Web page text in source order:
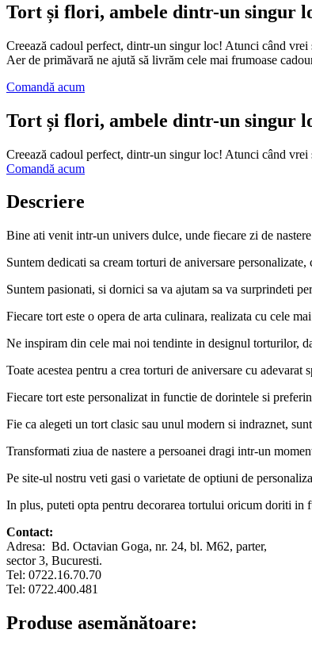
Tort și flori, ambele dintr-un singur
Creează cadoul perfect, dintr-un singur loc! Atunci când
Aer de primăvară ne ajută să livrăm cele mai frumoase
Comandă acum
Tort și flori, ambele dintr-un singur
Creează cadoul perfect, dintr-un singur loc! Atunci când
Comandă acum
Descriere
Bine ati venit intr-un univers dulce, unde fiecare zi de
Suntem dedicati sa cream torturi de aniversare
Suntem pasionati, si dornici sa va ajutam sa va surprindeti
Fiecare tort este o opera de arta culinara, realizata cu cele
Ne inspiram din cele mai noi tendinte in designul torturilor,
Toate acestea pentru a crea torturi de aniversare cu adevarat
Fiecare tort este personalizat in functie de dorintele si
Fie ca alegeti un tort clasic sau unul modern si indraznet,
Transformati ziua de nastere a persoanei dragi intr-un
Pe site-ul nostru veti gasi o varietate de optiuni de
In plus, puteti opta pentru decorarea tortului oricum doriti in
Contact:
Adresa: Bd. Octavian Goga, nr. 24, bl. M62, parter,
sector 3, Bucuresti.
Tel: 0722.16.70.70
Tel: 0722.400.481
Produse asemănătoare: